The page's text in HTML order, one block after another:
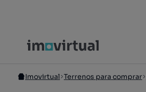
Imovirtual Terrenos para comprar